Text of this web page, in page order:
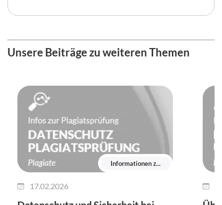
Unsere Beiträge zu weiteren Themen
Informationen z...
17.02.2026